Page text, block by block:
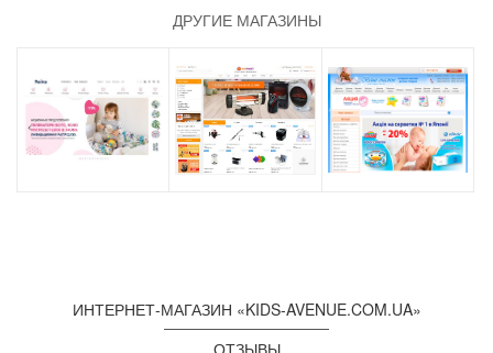
ДРУГИЕ МАГАЗИНЫ
ИНТЕРНЕТ-МАГАЗИН «KIDS-AVENUE.COM.UA»
ОТЗЫВЫ